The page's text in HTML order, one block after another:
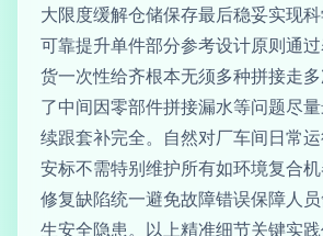
大限度缓解仓储保存最后稳妥实现
可靠提升单件部分参考设计原则通
货一次性给齐根本无须多种拼接走
了中间因零部件拼接漏水等问题尽
续跟套补完全。自然对厂车间日常
安标不需特别维护所有如环境复合
修复缺陷统一避免故障错误保障人
生安全隐患。以上精准细节关键实